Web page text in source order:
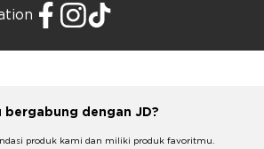
bergabung dengan JD?
produk kami dan miliki produk favoritmu.